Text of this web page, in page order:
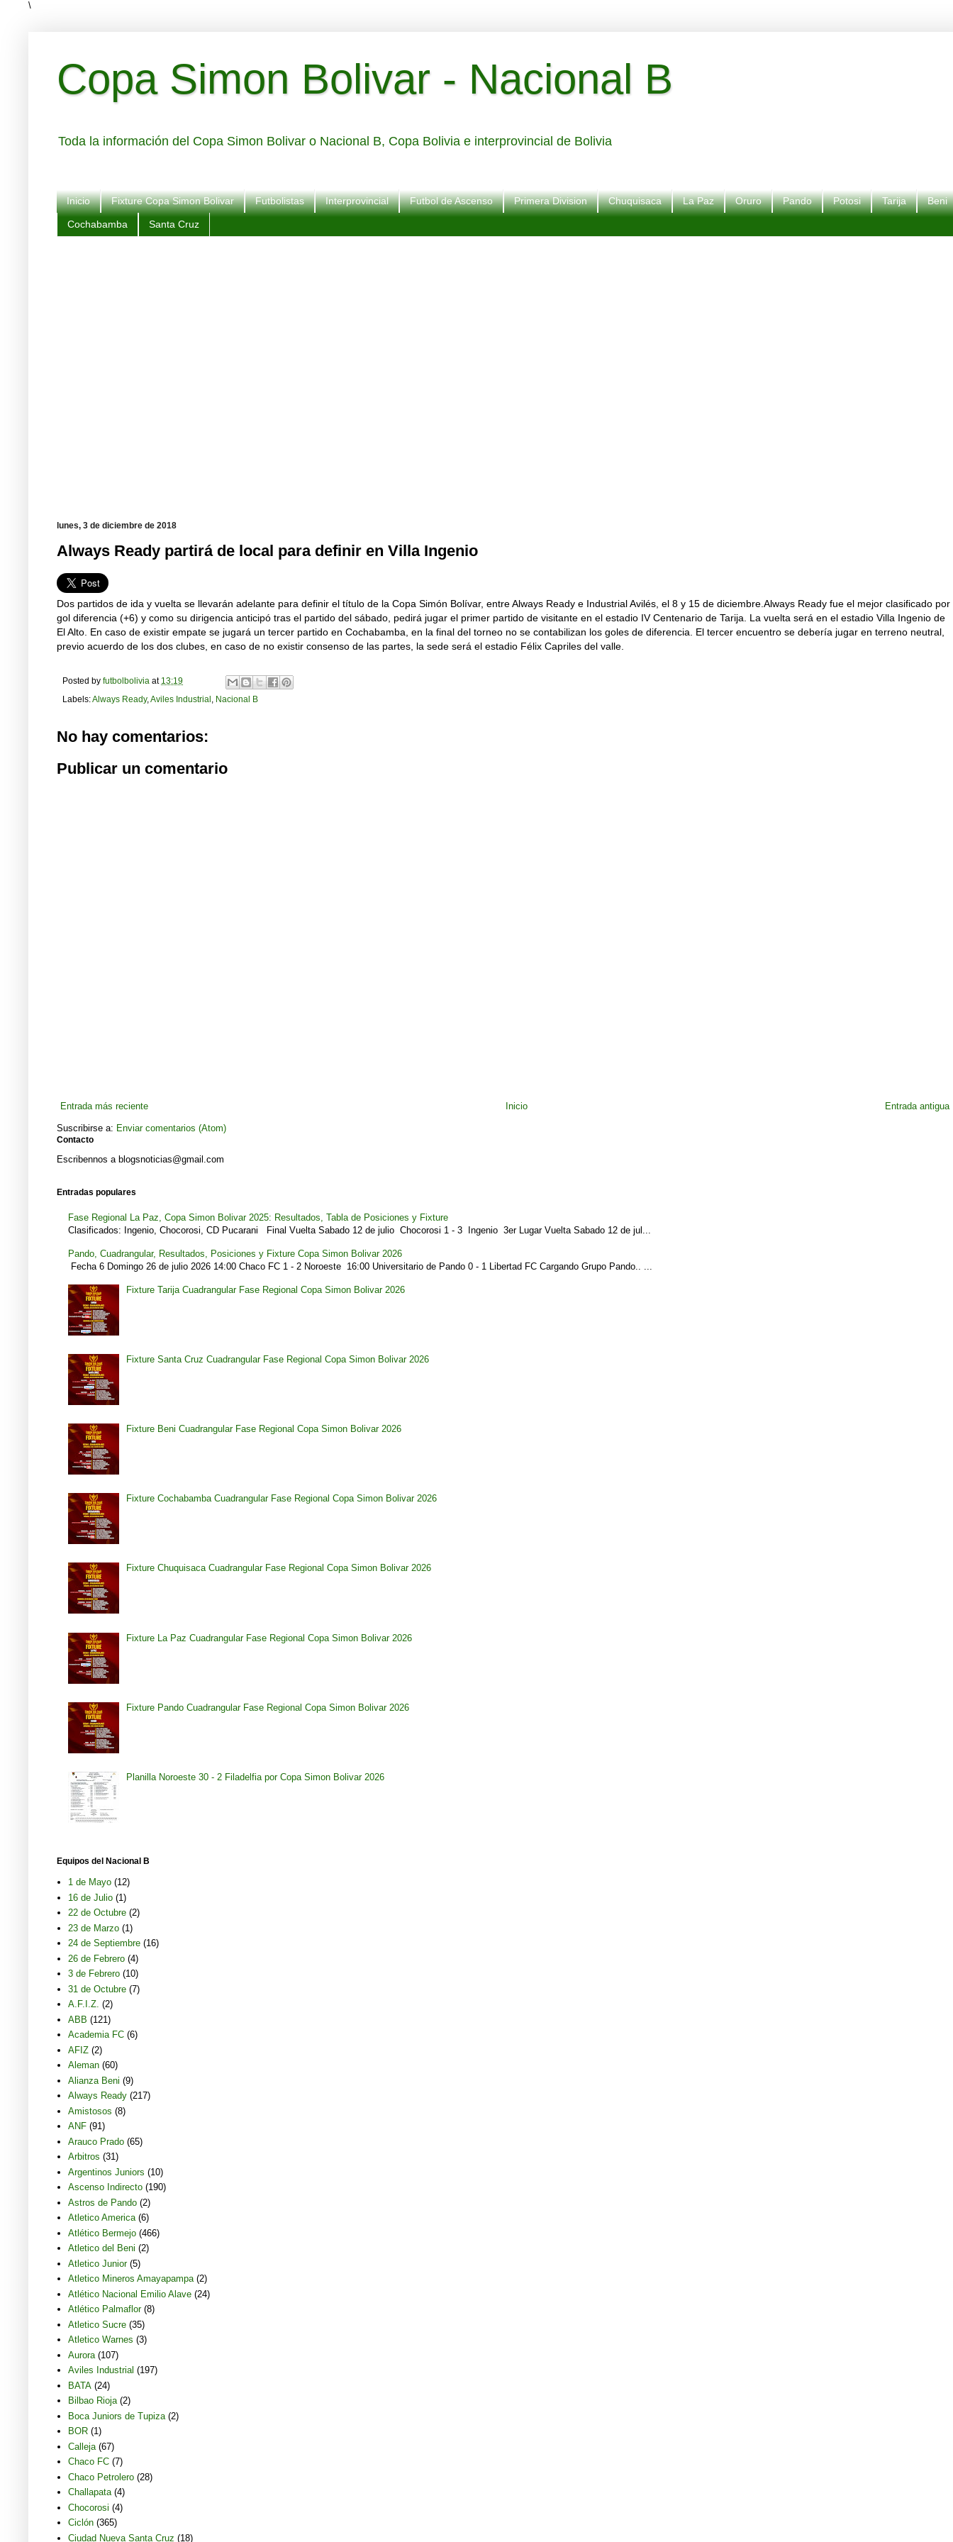
\
Copa Simon Bolivar - Nacional B
Toda la información del Copa Simon Bolivar o Nacional B, Copa Bolivia e interprovincial de Bolivia
Inicio Fixture Copa Simon Bolivar Futbolistas Interprovincial Futbol de Ascenso Primera Division Chuquisaca La Paz Oruro Pando Potosi Tarija Beni
Cochabamba Santa Cruz
lunes, 3 de diciembre de 2018
Always Ready partirá de local para definir en Villa Ingenio
Dos partidos de ida y vuelta se llevarán adelante para definir el título de la Copa Simón Bolívar, entre Always Ready e Industrial Avilés, el 8 y 15 de diciembre.Always Ready fue el mejor clasificado por
gol diferencia (+6) y como su dirigencia anticipó tras el partido del sábado, pedirá jugar el primer partido de visitante en el estadio IV Centenario de Tarija. La vuelta será en el estadio Villa Ingenio de
El Alto. En caso de existir empate se jugará un tercer partido en Cochabamba, en la final del torneo no se contabilizan los goles de diferencia. El tercer encuentro se debería jugar en terreno neutral,
previo acuerdo de los dos clubes, en caso de no existir consenso de las partes, la sede será el estadio Félix Capriles del valle.
Posted by futbolbolivia at 13:19
Labels: Always Ready, Aviles Industrial Nacional B
No hay comentarios:
Publicar un comentario
Entrada más reciente Entrada antigua
Inicio
Suscribirse a: Enviar comentarios (Atom)
Contacto
Escribennos a blogsnoticias@gmail.com
Entradas populares
Fase Regional La Paz, Copa Simon Bolivar 2025: Resultados, Tabla de Posiciones y Fixture
Clasificados: Ingenio, Chocorosi, CD Pucarani Final Vuelta Sabado 12 de julio Chocorosi 1 - 3 Ingenio 3er Lugar Vuelta Sabado 12 de jul...
Pando, Cuadrangular, Resultados, Posiciones y Fixture Copa Simon Bolivar 2026
Fecha 6 Domingo 26 de julio 2026 14:00 Chaco FC 1 - 2 Noroeste 16:00 Universitario de Pando 0 - 1 Libertad FC Cargando Grupo Pando.. ...
Fixture Tarija Cuadrangular Fase Regional Copa Simon Bolivar 2026
Fixture Santa Cruz Cuadrangular Fase Regional Copa Simon Bolivar 2026
Fixture Beni Cuadrangular Fase Regional Copa Simon Bolivar 2026
Fixture Cochabamba Cuadrangular Fase Regional Copa Simon Bolivar 2026
Fixture Chuquisaca Cuadrangular Fase Regional Copa Simon Bolivar 2026
Fixture La Paz Cuadrangular Fase Regional Copa Simon Bolivar 2026
Fixture Pando Cuadrangular Fase Regional Copa Simon Bolivar 2026
Planilla Noroeste 30 - 2 Filadelfia por Copa Simon Bolivar 2026
Equipos del Nacional B
1 de Mayo (12)
16 de Julio (1)
22 de Octubre (2)
23 de Marzo (1)
24 de Septiembre (16)
26 de Febrero (4)
3 de Febrero (10)
31 de Octubre (7)
A.F.I.Z. (2)
ABB (121)
Academia FC (6)
AFIZ (2)
Aleman (60)
Alianza Beni (9)
Always Ready (217)
Amistosos (8)
ANF (91)
Arauco Prado (65)
Arbitros (31)
Argentinos Juniors (10)
Ascenso Indirecto (190)
Astros de Pando (2)
Atletico America (6)
Atlético Bermejo (466)
Atletico del Beni (2)
Atletico Junior (5)
Atletico Mineros Amayapampa (2)
Atlético Nacional Emilio Alave (24)
Atlético Palmaflor (8)
Atletico Sucre (35)
Atletico Warnes (3)
Aurora (107)
Aviles Industrial (197)
BATA (24)
Bilbao Rioja (2)
Boca Juniors de Tupiza (2)
BOR (1)
Calleja (67)
Chaco FC (7)
Chaco Petrolero (28)
Challapata (4)
Chocorosi (4)
Ciclón (365)
Ciudad Nueva Santa Cruz (18)